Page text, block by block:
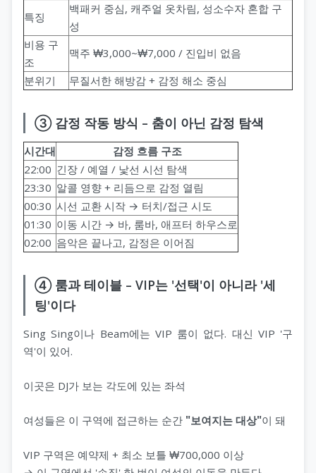
특징
백패커 중심, 캐주얼 옷차림, 성소수자 혼합 구
성
비용 구
조
맥주 ₩3,000~₩7,000 / 진입비 없음
분위기
무질서한 해방감 + 감정 해소 중심
③ 감정 작동 방식 – 춤이 아닌 감정 탐색
시간대
감정 흐름 구조
22:00 긴장 / 예열 / 낯선 시선 탐색
23:30 알콜 영향 + 리듬으로 감정 열림
00:30 시선 교환 시작 → 터치/접근 시도
01:30 이동 시간 → 바, 룸바, 애프터 하우스로
02:00 음악은 끝나고, 감정은 이어짐
④ 룸과 테이블 – VIP는 '선택'이 아니라 '세
팅'이다
Sing Sing이나 Beam에는 VIP 룸이 없다. 대신 VIP '구
역'이 있어.
이곳은 DJ가 보는 각도에 있는 좌석
여성들은 이 구역에 접근하는 순간 "보여지는 대상"이 돼
VIP 구역은 예약제 + 최소 보틀 ₩700,000 이상